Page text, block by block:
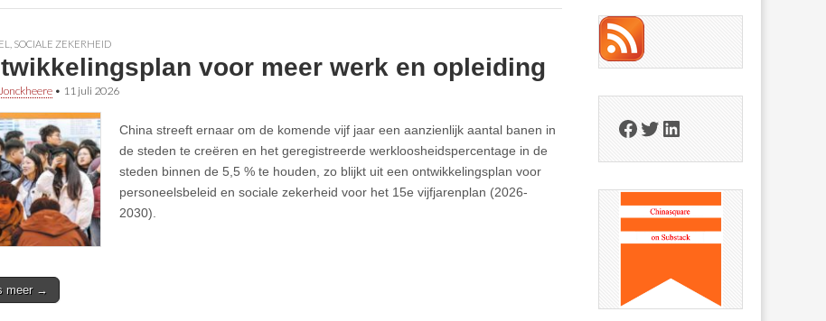
SOCIALE ZEKERHEID
voor meer werk en opleiding
• 11 juli 2026
China streeft ernaar om de komende vijf jaar een aanzienlijk aantal banen in
de steden te creëren en het geregistreerde werkloosheidspercentage in de
steden binnen de 5,5 % te houden, zo blijkt uit een ontwikkelingsplan voor
personeelsbeleid en sociale zekerheid voor het 15e vijfjarenplan (2026-
2030).
meer →
Facebook
Twitter
LinkedIn